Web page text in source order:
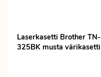
Laserkasetti Brother TN-
325BK musta värikasetti